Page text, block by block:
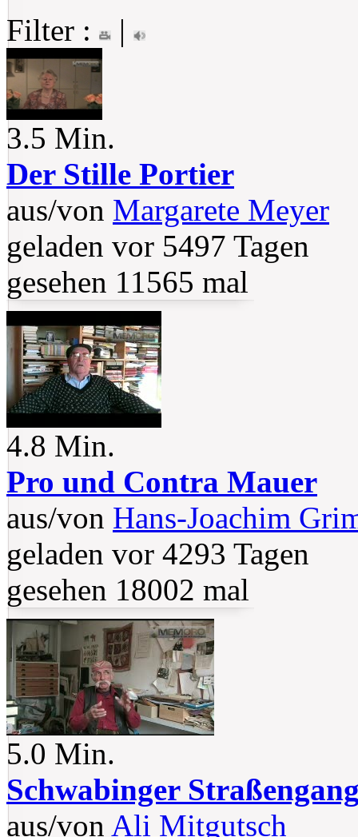
Filter :
|
3.5 Min.
Der Stille Portier
aus/von Margarete Meyer
geladen vor 5497 Tagen
gesehen 11565 mal
4.8 Min.
Pro und Contra Mauer
aus/von Hans-Joachim
geladen vor 4293 Tagen
gesehen 18002 mal
5.0 Min.
Schwabinger
aus/von Ali Mitgutsch